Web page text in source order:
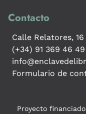
Contacto
Calle Relatores, 16
(+34) 91 369 46 49
Formulario de
Proyecto